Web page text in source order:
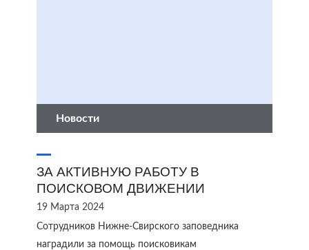
Новости
ЗА АКТИВНУЮ РАБОТУ В
ПОИСКОВОМ ДВИЖЕНИИ
19 Марта 2024
Сотрудников Нижне-Свирского заповедника
наградили за помощь поисковикам